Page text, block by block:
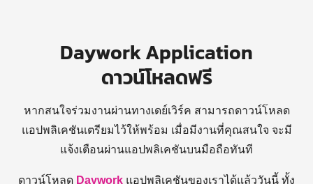
Daywork Application
ดาวน์โหลดฟรี
หากสนใจร่วมงานผ่านทางเดย์เวิร์ค สามารถดาวน์โหลด
แอปพลิเคชันเตรียมไว้ให้พร้อม เมื่อมีงานที่คุณสนใจ จะมี
แจ้งเตือนผ่านแอปพลิเคชันบนมือถือทันที
ดาวน์โหลด Daywork แอปพลิเคชันของเราได้แล้ววันนี้ ทั้ง